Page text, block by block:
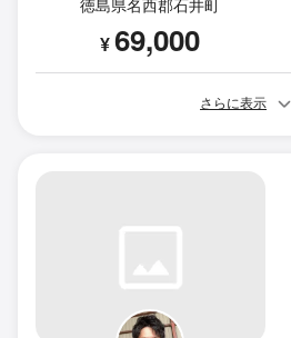
¥69,000
さらに表示